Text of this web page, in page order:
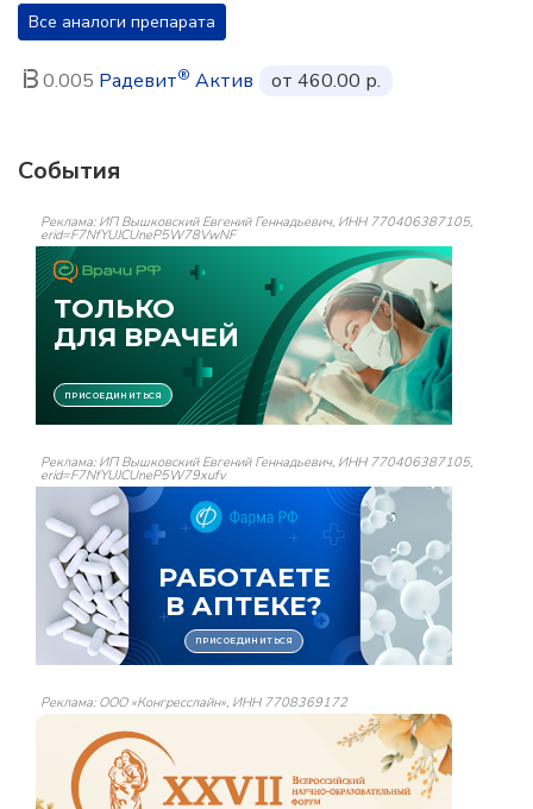
Все аналоги препарата
0.005 Радевит® Актив от 460.00 р.
События
Реклама: ИП Вышковский Евгений Геннадьевич, ИНН 770406387105,
erid=F7NfYUJCUneP5W78VwNF
Реклама: ИП Вышковский Евгений Геннадьевич, ИНН 770406387105,
erid=F7NfYUJCUneP5W79xufv
Реклама: ООО «Конгресслайн», ИНН 7708369172